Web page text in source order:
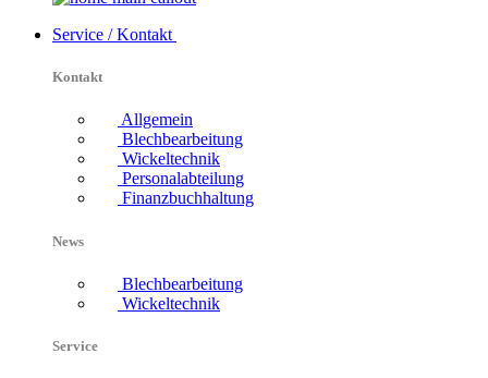
Service / Kontakt
Kontakt
Allgemein
Blechbearbeitung
Wickeltechnik
Personalabteilung
Finanzbuchhaltung
News
Blechbearbeitung
Wickeltechnik
Service